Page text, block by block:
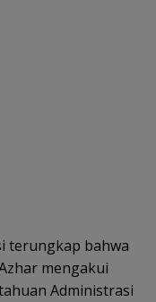
terungkap bahwa
mengakui
Administrasi